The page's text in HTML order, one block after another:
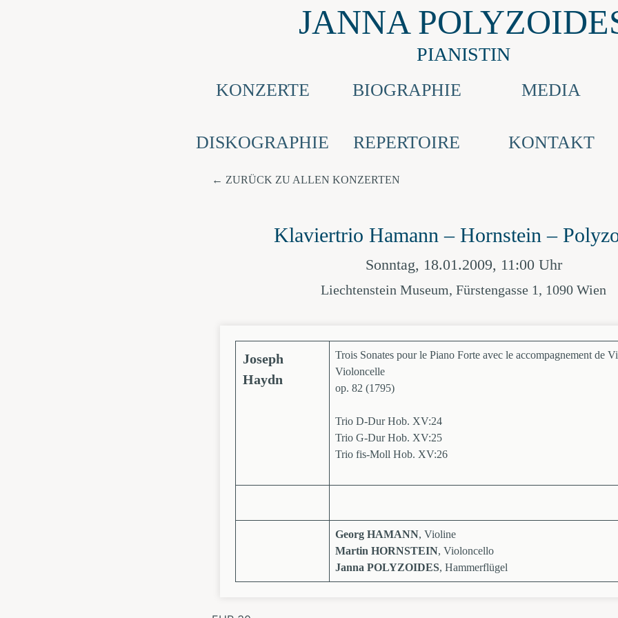
JANNA
PIANISTIN
KONZERTE BIOGRAPHIE MEDIA
DISKOGRAPHIE REPERTOIRE KONTAKT
ZURÜCK ZU ALLEN KONZERTEN
Klaviertrio Hamann – Hornstein –
Sonntag, 18.01.2009, 11:00 Uhr
Liechtenstein Museum, Fürstengasse 1, 1090 Wien
Joseph
Haydn
Trois Sonates pour le Piano Forte avec le accompagnement de
Violoncelle
op. 82 (1795)
Trio D-Dur Hob. XV:24
Trio G-Dur Hob. XV:25
Trio fis-Moll Hob. XV:26
Georg HAMANN, Violine
Martin HORNSTEIN, Violoncello
Janna POLYZOIDES, Hammerflügel